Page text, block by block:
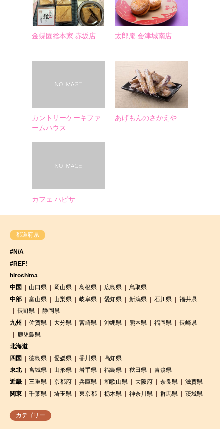
金蝶園総本家 赤坂店 太郎庵 会津城南店
カントリーケーキファ
ームハウス
あげもんのさかえや
カフェ ハピサ
都道府県
#N/A
#REF!
hiroshima
中国
山口県 岡山県 島根県 広島県
鳥取県
中部
富山県 山梨県 岐阜県 愛知県 新潟県 石川県
福井県
長野県
静岡県
九州
佐賀県 大分県 宮崎県 沖縄県 熊本県 福岡県
長崎県
鹿児島県
北海道
四国
徳島県 愛媛県 香川県
高知県
東北
宮城県 山形県 岩手県 福島県 秋田県
青森県
近畿
三重県 京都府 兵庫県 和歌山県 大阪府 奈良県
滋賀県
関東
千葉県 埼玉県 東京都 栃木県 神奈川県 群馬県 茨城県
カテゴリー